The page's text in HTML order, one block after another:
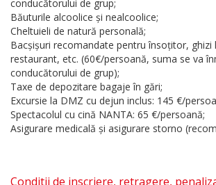
conducătorului de grup;
Băuturile alcoolice și nealcoolice;
Cheltuieli de natură personală;
Bacșișuri recomandate pentru însoțitor, ghizi
restaurant, etc. (60€/persoană, suma se va
conducătorului de grup);
Taxe de depozitare bagaje în gări;
Excursie la DMZ cu dejun inclus: 145 €/
Spectacolul cu cină NANTA: 65 €/persoană;
Asigurare medicală și asigurare storno
Conditii de inscriere, retragere,